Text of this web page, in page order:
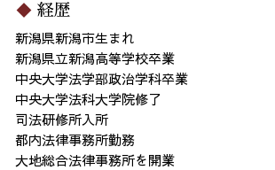
経歴
新潟県新潟市生まれ
新潟県立新潟高等学校卒業
中央大学法学部政治学科卒業
中央大学法科大学院修了
司法研修所入所
都内法律事務所勤務
大地総合法律事務所を開業